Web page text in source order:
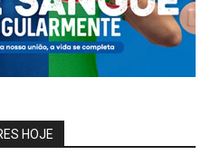
HOJE